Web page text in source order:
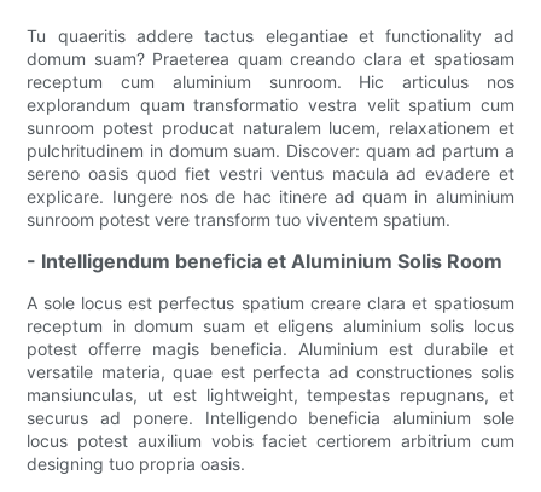
Tu quaeritis addere tactus elegantiae et functionality ad
domum suam? Praeterea quam creando clara et spatiosam
receptum cum aluminium sunroom. Hic articulus nos
explorandum quam transformatio vestra velit spatium cum
sunroom potest producat naturalem lucem, relaxationem et
pulchritudinem in domum suam. Discover: quam ad partum a
sereno oasis quod fiet vestri ventus macula ad evadere et
explicare. Iungere nos de hac itinere ad quam in aluminium
sunroom potest vere transform tuo viventem spatium.
- Intelligendum beneficia et Aluminium Solis Room
A sole locus est perfectus spatium creare clara et spatiosum
receptum in domum suam et eligens aluminium solis locus
potest offerre magis beneficia. Aluminium est durabile et
versatile materia, quae est perfecta ad constructiones solis
mansiunculas, ut est lightweight, tempestas repugnans, et
securus ad ponere. Intelligendo beneficia aluminium sole
locus potest auxilium vobis faciet certiorem arbitrium cum
designing tuo propria oasis.